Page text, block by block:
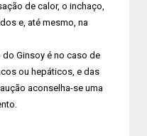
de calor, o inchaço,
e, até mesmo, na
Ginsoy é no caso de
ou hepáticos, e das
aconselha-se uma